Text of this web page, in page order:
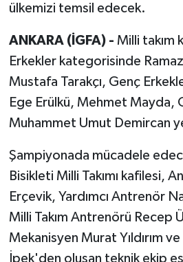
ülkemizi temsil edecek.
ANKARA (İGFA) - Milli takım
Erkekler kategorisinde
Mustafa Tarakçı, Genç
Ege Erülkü, Mehmet Mayda,
Muhammet Umut Demircan
Şampiyonada mücadele
Bisikleti Milli Takımı kafilesi,
Erçevik, Yardımcı Antrenör
Milli Takım Antrenörü Recep
Mekanisyen Murat Yıldırım
İpek'den oluşan teknik ekip